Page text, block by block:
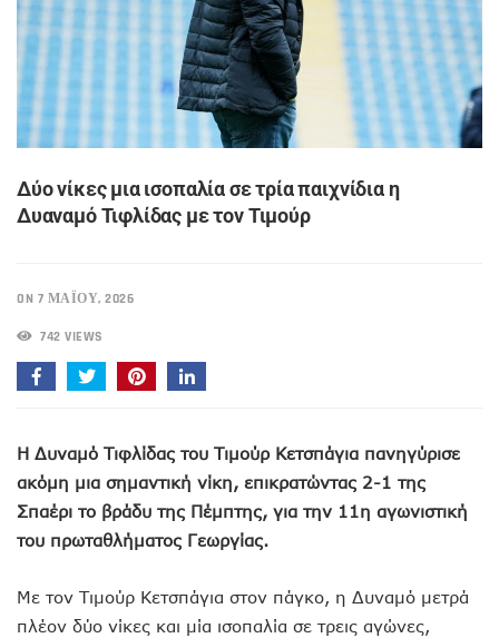
Δύο νίκες μια ισοπαλία σε τρία παιχνίδια η
Δυαναμό Τιφλίδας με τον Τιμούρ
ON 7 ΜΑΪ́ΟΥ, 2026
742 VIEWS
Η Δυναμό Τιφλίδας του Τιμούρ Κετσπάγια πανηγύρισε
ακόμη μια σημαντική νίκη, επικρατώντας 2-1 της
Σπαέρι το βράδυ της Πέμπτης, για την 11η αγωνιστική
του πρωταθλήματος Γεωργίας.
Με τον Τιμούρ Κετσπάγια στον πάγκο, η Δυναμό μετρά
πλέον δύο νίκες και μία ισοπαλία σε τρεις αγώνες,